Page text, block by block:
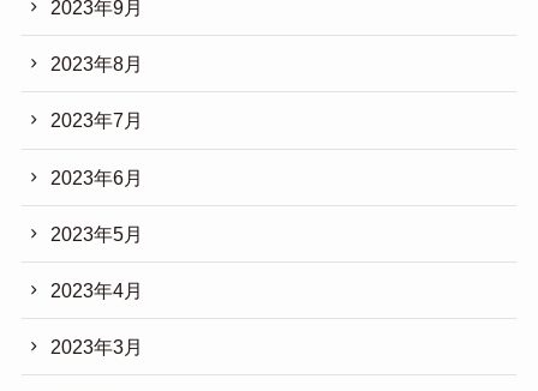
2023年9月
2023年8月
2023年7月
2023年6月
2023年5月
2023年4月
2023年3月